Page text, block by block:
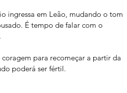
ingressa em Leão, mudando o tom
É tempo de falar com o
para recomeçar a partir da
poderá ser fértil.